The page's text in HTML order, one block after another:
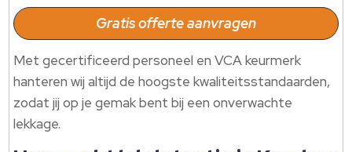
Gratis offerte aanvragen
Met gecertificeerd personeel en VCA keurmerk
hanteren wij altijd de hoogste kwaliteitsstandaarden,
zodat jij op je gemak bent bij een onverwachte
lekkage.​